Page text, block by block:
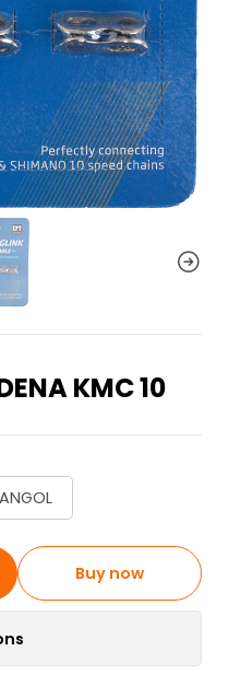
KMC 10
Buy now